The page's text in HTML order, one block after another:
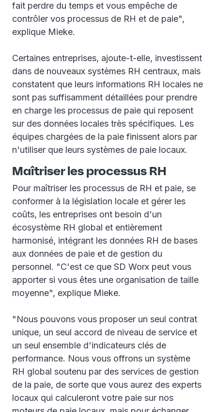
fait perdre du temps et vous empêche de
contrôler vos processus de RH et de paie",
explique Mieke.
Certaines entreprises, ajoute-t-elle, investissent
dans de nouveaux systèmes RH centraux, mais
constatent que leurs informations RH locales ne
sont pas suffisamment détaillées pour prendre
en charge les processus de paie qui reposent
sur des données locales très spécifiques. Les
équipes chargées de la paie finissent alors par
n'utiliser que leurs systèmes de paie locaux.
Maîtriser les processus RH
Pour maîtriser les processus de RH et paie, se
conformer à la législation locale et gérer les
coûts, les entreprises ont besoin d'un
écosystème RH global et entièrement
harmonisé, intégrant les données RH de bases
aux données de paie et de gestion du
personnel. "C'est ce que SD Worx peut vous
apporter si vous êtes une organisation de taille
moyenne", explique Mieke.
"Nous pouvons vous proposer un seul contrat
unique, un seul accord de niveau de service et
un seul ensemble d'indicateurs clés de
performance. Nous vous offrons un système
RH global soutenu par des services de gestion
de la paie, de sorte que vous aurez des experts
locaux qui calculeront votre paie sur nos